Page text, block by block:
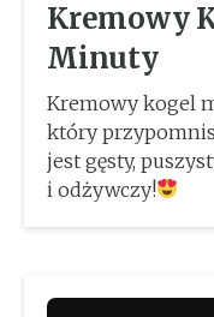
Kremowy
Minuty
Kremowy kogel
który
jest gęsty,
i odżywczy!